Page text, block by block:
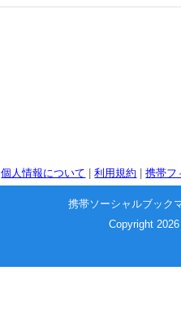
個人情報について |利用規約 |携帯フ
携帯ソーシャルブック
Copyright